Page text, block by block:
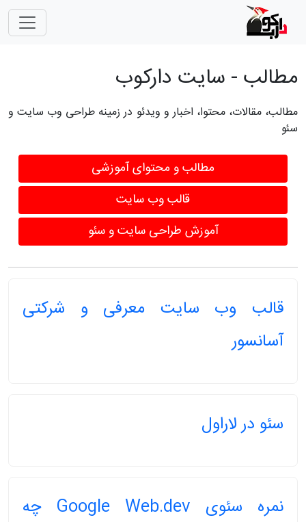
مطالب - سایت دارکوب
مطالب، مقالات، محتوا، اخبار و ویدئو در زمینه طراحی وب سایت و
سئو
مطالب و محتوای آموزشی
قالب وب سایت
آموزش طراحی سایت و سئو
قالب وب سایت معرفی و شرکتی
آسانسور
سئو در لاراول
نمره سئوی Google Web.dev چه